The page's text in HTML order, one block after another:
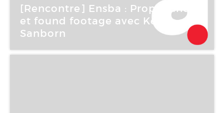
17 Mar -17 Mar 2006
[Rencontre] Ensba : Propagande
et found footage avec Keith
Sanborn
Ecole nationale supérieure des beaux-arts de
Paris